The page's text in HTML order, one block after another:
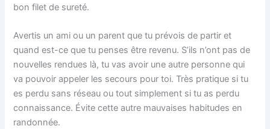
bon filet de sureté.
Avertis un ami ou un parent que tu prévois de partir et
quand est-ce que tu penses être revenu. S’ils n’ont pas de
nouvelles rendues là, tu vas avoir une autre personne qui
va pouvoir appeler les secours pour toi. Très pratique si tu
es perdu sans réseau ou tout simplement si tu as perdu
connaissance. Évite cette autre mauvaises habitudes en
randonnée.